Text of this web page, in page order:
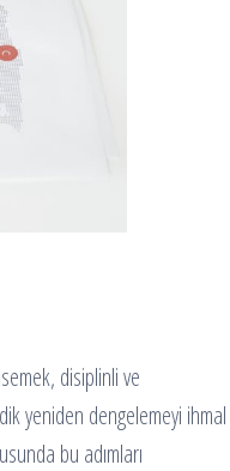
disiplinli ve
yeniden dengelemeyi ihmal
bu adımları